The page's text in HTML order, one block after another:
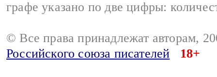
графе указано по две цифры:
© Все права принадлежат авторам,
Российского союза писателей
18+